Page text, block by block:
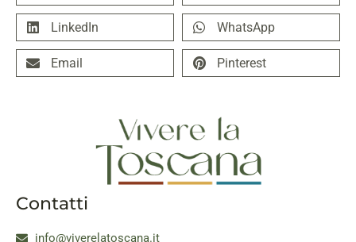
LinkedIn WhatsApp
Email Pinterest
Contatti
info@viverelatoscana.it